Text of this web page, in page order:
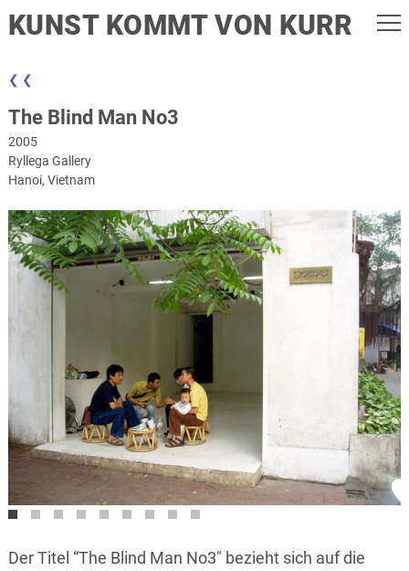
KUNST KOMMT VON KURR
❮ ❮
The Blind Man No3
2005
Ryllega Gallery
Hanoi, Vietnam
Der Titel “The Blind Man No3″ bezieht sich auf die